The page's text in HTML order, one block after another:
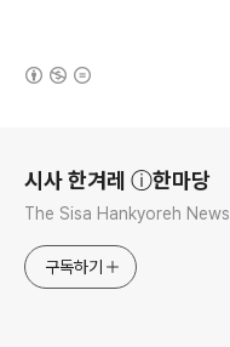
시사 한겨레 ⓘ한마당
The Sisa Hankyoreh News
구독하기